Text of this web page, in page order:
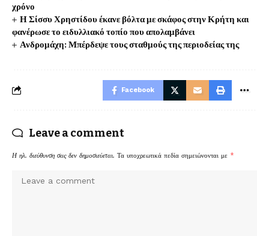
χρόνο
Η Σίσσυ Χρηστίδου έκανε βόλτα με σκάφος στην Κρήτη και
φανέρωσε το ειδυλλιακό τοπίο που απολαμβάνει
Ανδρομάχη: Μπέρδεψε τους σταθμούς της περιοδείας της
Facebook
Leave a comment
Η ηλ. διεύθυνση σας δεν δημοσιεύεται. Τα υποχρεωτικά πεδία σημειώνονται με *